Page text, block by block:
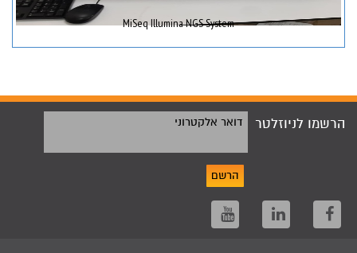
MiSeq Illumina NGS System
הרשמו לניוזלטר דואר אלקטרוני
הרשם